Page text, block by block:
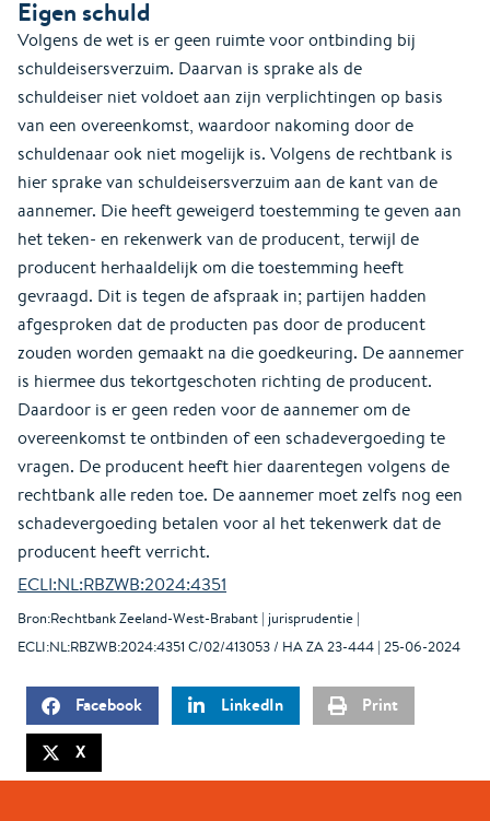
Eigen schuld
Volgens de wet is er geen ruimte voor ontbinding bij
schuldeisersverzuim. Daarvan is sprake als de
schuldeiser niet voldoet aan zijn verplichtingen op basis
van een overeenkomst, waardoor nakoming door de
schuldenaar ook niet mogelijk is. Volgens de rechtbank is
hier sprake van schuldeisersverzuim aan de kant van de
aannemer. Die heeft geweigerd toestemming te geven aan
het teken- en rekenwerk van de producent, terwijl de
producent herhaaldelijk om die toestemming heeft
gevraagd. Dit is tegen de afspraak in; partijen hadden
afgesproken dat de producten pas door de producent
zouden worden gemaakt na die goedkeuring. De aannemer
is hiermee dus tekortgeschoten richting de producent.
Daardoor is er geen reden voor de aannemer om de
overeenkomst te ontbinden of een schadevergoeding te
vragen. De producent heeft hier daarentegen volgens de
rechtbank alle reden toe. De aannemer moet zelfs nog een
schadevergoeding betalen voor al het tekenwerk dat de
producent heeft verricht.
ECLI:NL:RBZWB:2024:4351
Bron:Rechtbank Zeeland-West-Brabant | jurisprudentie |
ECLI:NL:RBZWB:2024:4351 C/02/413053 / HA ZA 23-444 | 25-06-2024
Facebook LinkedIn Print
X